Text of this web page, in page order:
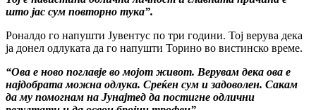
што јас сум повторно тука”.
Роналдо го напушти Јувентус по три години. Тој верува дека
ја донел одлуката да го напушти Торино во вистинско време.
“Ова е ново поглавје во мојот живот. Верувам дека ова е
најдобрата можна одлука. Среќен сум и задоволен. Сакам
да му помогнам на Јунајтед да постигне одлични